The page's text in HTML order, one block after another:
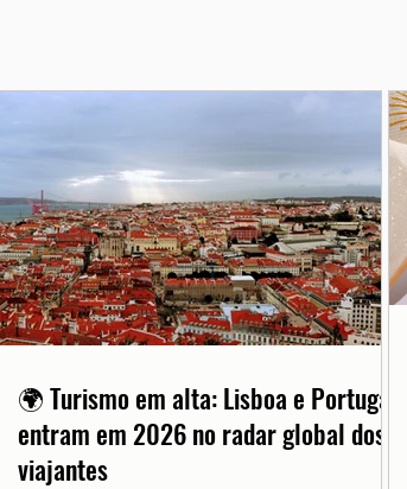
🌍 Turismo em alta: Lisboa e Portugal
entram em 2026 no radar global dos
viajantes